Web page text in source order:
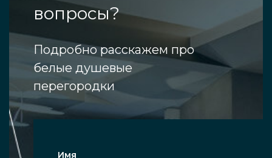
вопросы?
Подробно расскажем про
белые душевые
перегородки